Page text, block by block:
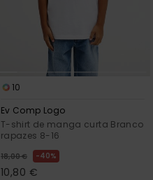
10
Ev Comp Logo
T-shirt de manga curta Branco
rapazes 8-16
18,00 € 40%
10,80 €